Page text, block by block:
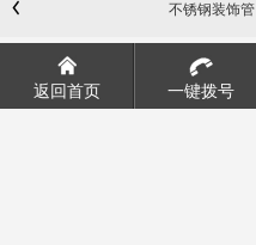
不锈钢装饰管
返回首页 一键拨号